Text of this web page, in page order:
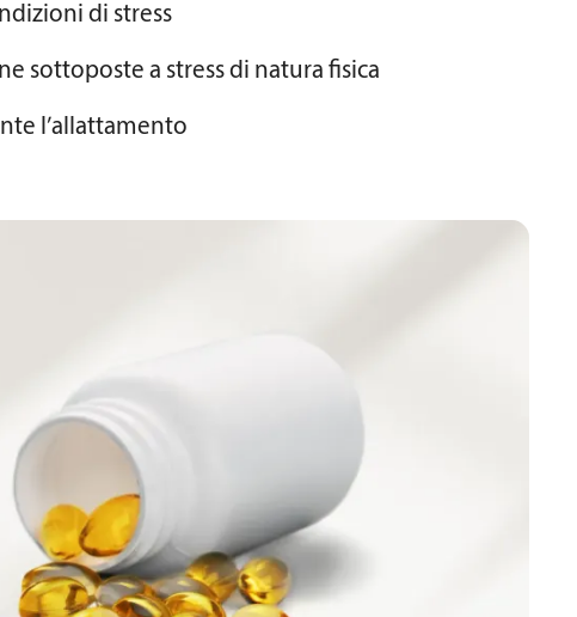
di stress
sottoposte a stress di natura fisica
l’allattamento